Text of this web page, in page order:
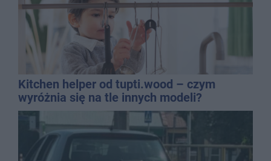
Kitchen helper od tupti.wood – czym
wyróżnia się na tle innych modeli?